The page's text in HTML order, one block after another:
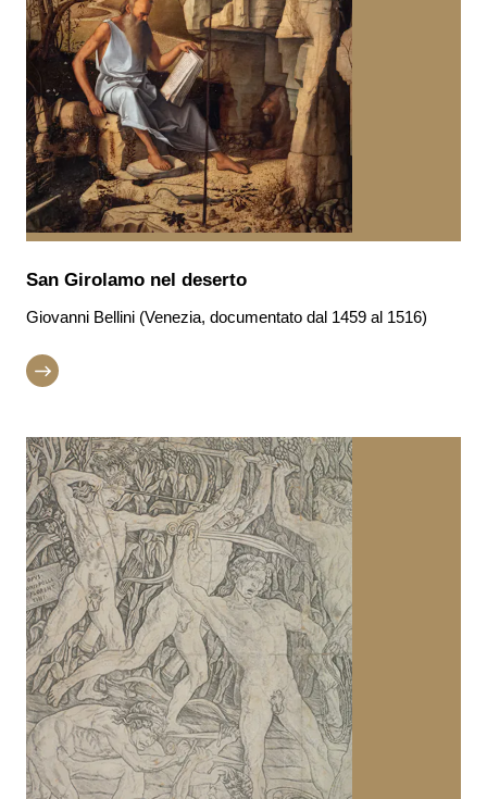
San Girolamo nel deserto
Giovanni Bellini (Venezia, documentato dal 1459 al 1516)